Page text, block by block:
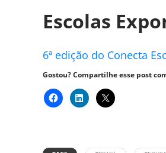
Escolas
6ª edição do Conecta
Gostou? Compartilhe esse post